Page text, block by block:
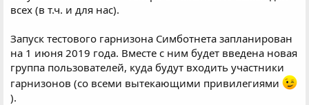
всех (в т.ч. и для нас).
Запуск тестового гарнизона Симботнета запланирован
на 1 июня 2019 года. Вместе с ним будет введена новая
группа пользователей, куда будут входить участники
гарнизонов (со всеми вытекающими привилегиями
).